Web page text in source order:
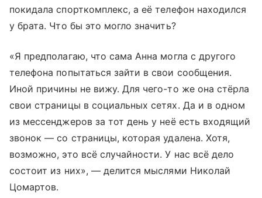
покидала спорткомплекс, а её телефон находился
у брата. Что бы это могло значить?
«Я предполагаю, что сама Анна могла с другого
телефона попытаться зайти в свои сообщения.
Иной причины не вижу. Для чего-то же она стёрла
свои страницы в социальных сетях. Да и в одном
из мессенджеров за тот день у неё есть входящий
звонок — со страницы, которая удалена. Хотя,
возможно, это всё случайности. У нас всё дело
состоит из них», — делится мыслями Николай
Цомартов.